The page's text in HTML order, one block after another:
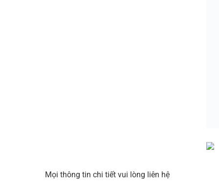
Số 525 đường Kinh Dương Vương,
Hotline:0942 653 388